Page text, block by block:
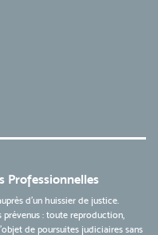
Professionnelles
d'un huissier de justice.
prévenus : toute reproduction,
de poursuites judiciaires sans